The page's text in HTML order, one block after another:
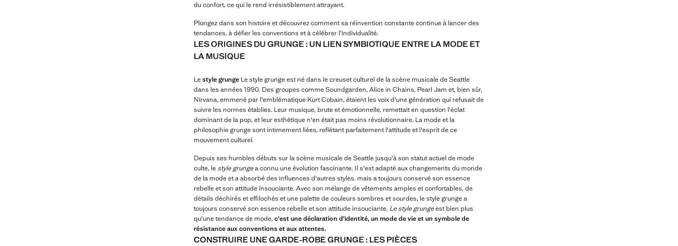
du confort, ce qui le rend irrésistiblement attrayant.
Plongez dans son histoire et découvrez comment sa réinvention constante continue à lancer des
tendances, à défier les conventions et à célébrer l'individualité.
LES ORIGINES DU GRUNGE : UN LIEN SYMBIOTIQUE ENTRE LA MODE ET
LA MUSIQUE
Lestyle grunge Le style grunge est né dans le creuset culturel de la scène musicale de Seattle
dans les années 1990. Des groupes comme Soundgarden, Alice in Chains, Pearl Jam et, bien sûr,
Nirvana, emmené par l'emblématique Kurt Cobain, étaient les voix d'une génération qui refusait de
suivre les normes établies. Leur musique, brute et émotionnelle, remettait en question l'éclat
dominant de la pop, et leur esthétique n'en était pas moins révolutionnaire. La mode et la
philosophie grunge sont intimement liées, reflétant parfaitement l'attitude et l'esprit de ce
mouvement culturel.
Depuis ses humbles débuts sur la scène musicale de Seattle jusqu'à son statut actuel de mode
culte, le style grungea connu une évolution fascinante. Il s'est adapté aux changements du monde
de la mode et a absorbé des influences d'autres styles, mais a toujours conservé son essence
rebelle et son attitude insouciante. Avec son mélange de vêtements amples et confortables, de
détails déchirés et effilochés et une palette de couleurs sombres et sourdes, le style grunge a
toujours conservé son essence rebelle et son attitude insouciante. Le style grungeest bien plus
qu'une tendance de mode, c'est une déclaration d'identité, un mode de vie et un symbole de
résistance aux conventions et aux attentes.
CONSTRUIRE UNE GARDE-ROBE GRUNGE : LES PIÈCES